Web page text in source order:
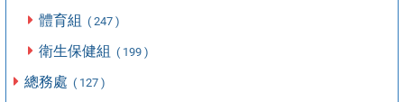
體育組 ( 247 )
衛生保健組 ( 199 )
總務處 ( 127 )